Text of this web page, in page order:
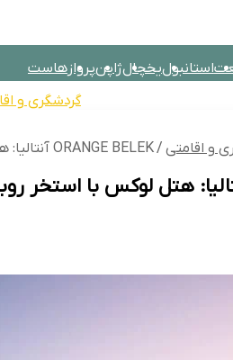
استانبولیخچالژاپنپروازهاست
تکنولوژیگردشگری و
و اقامتی /ORANGE BELEK آنتالیا: هتل لوکس با استخر روباز آبگرم